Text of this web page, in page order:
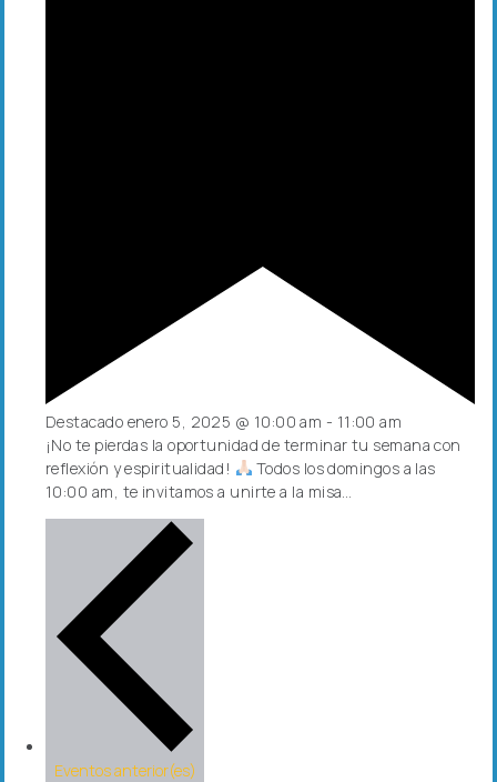
Destacado enero 5, 2025 @ 10:00 am - 11:00 am
¡No te pierdas la oportunidad de terminar tu semana con
reflexión y espiritualidad!
Todos los domingos a las
10:00 am, te invitamos a unirte a la misa…
Eventosanterior(es)